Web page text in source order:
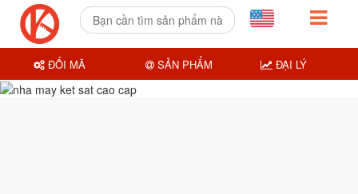
ĐỔI MÃ SẢN PHẨM ĐẠI LÝ